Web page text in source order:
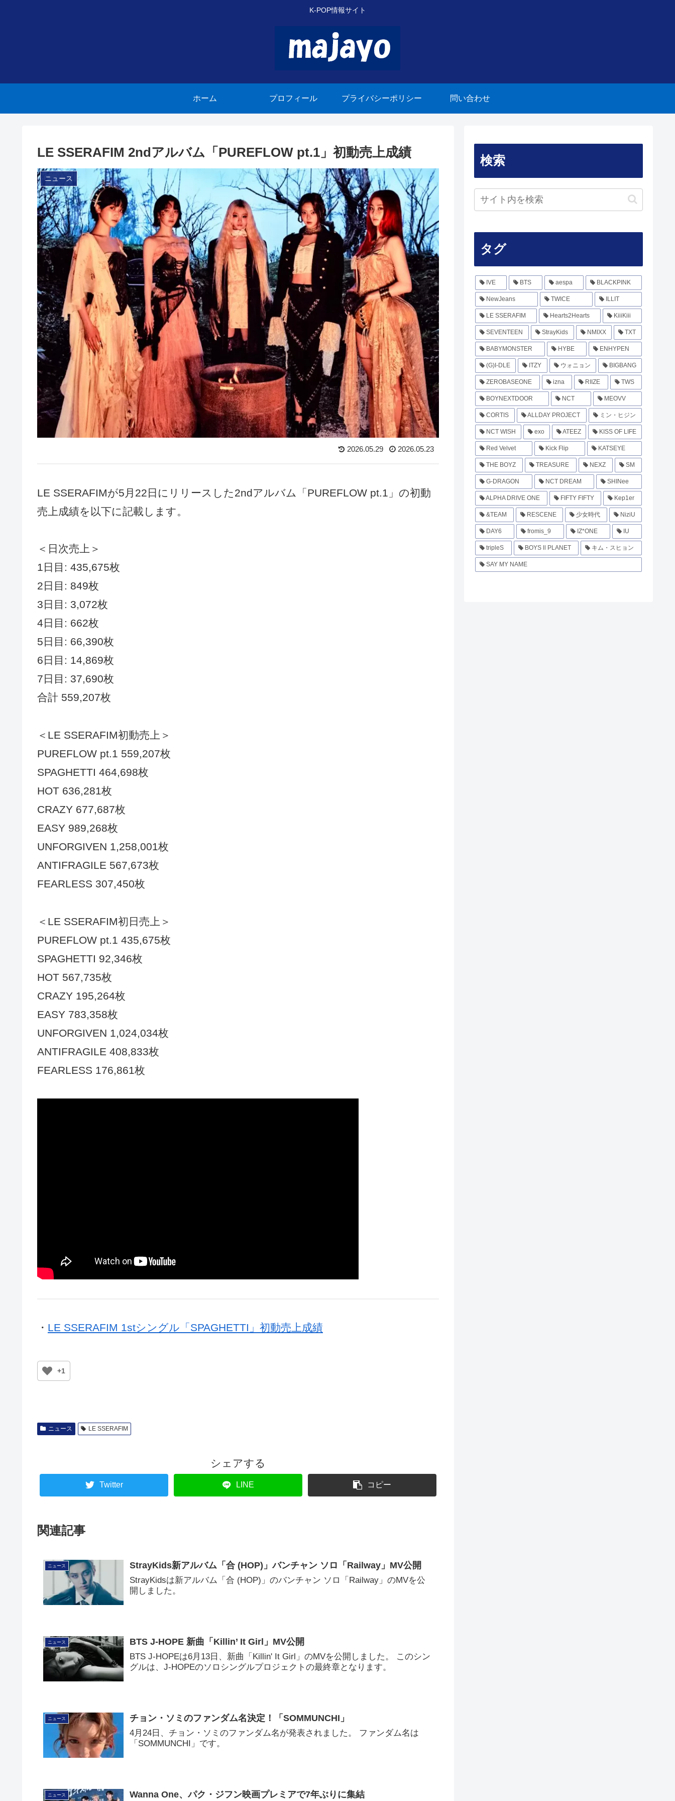
K-POP情報サイト
ホーム プロフィール プライバシーポリシー 問い合わせ
LE SSERAFIM 2ndアルバム「PUREFLOW pt.1」初動売上成績
ニュース
2026.05.29 2026.05.23
LE SSERAFIMが5月22日にリリースした2ndアルバム「PUREFLOW pt.1」の初動
売上成績を以下に記載します。
＜日次売上＞
1日目: 435,675枚
2日目: 849枚
3日目: 3,072枚
4日目: 662枚
5日目: 66,390枚
6日目: 14,869枚
7日目: 37,690枚
合計 559,207枚
＜LE SSERAFIM初動売上＞
PUREFLOW pt.1 559,207枚
SPAGHETTI 464,698枚
HOT 636,281枚
CRAZY 677,687枚
EASY 989,268枚
UNFORGIVEN 1,258,001枚
ANTIFRAGILE 567,673枚
FEARLESS 307,450枚
＜LE SSERAFIM初日売上＞
PUREFLOW pt.1 435,675枚
SPAGHETTI 92,346枚
HOT 567,735枚
CRAZY 195,264枚
EASY 783,358枚
UNFORGIVEN 1,024,034枚
ANTIFRAGILE 408,833枚
FEARLESS 176,861枚
・ LE SSERAFIM 1stシングル「SPAGHETTI」初動売上成績
+1
ニュース LE SSERAFIM
シェアする
Twitter LINE コピー
関連記事
ニュース StrayKids新アルバム「合 (HOP)」バンチャン ソロ「Railway」MV公開
StrayKidsは新アルバム「合 (HOP)」のバンチャン ソロ「Railway」のMVを公
開しました。
ニュース BTS J-HOPE 新曲「Killin’ It Girl」MV公開
BTS J-HOPEは6月13日、新曲「Killin' It Girl」のMVを公開しました。 このシン
グルは、J-HOPEのソロシングルプロジェクトの最終章となります。
ニュース チョン・ソミのファンダム名決定！「SOMMUNCHI」
4月24日、チョン・ソミのファンダム名が発表されました。 ファンダム名は
「SOMMUNCHI」です。
ニュース Wanna One、パク・ジフン映画プレミアで7年ぶりに集結
検索
タグ
IVE BTS aespa BLACKPINK
NewJeans TWICE ILLIT
LE SSERAFIM Hearts2Hearts KiiiKiii
SEVENTEEN StrayKids NMIXX TXT
BABYMONSTER HYBE ENHYPEN
(G)I-DLE ITZY ウォニョン BIGBANG
ZEROBASEONE izna RIIZE TWS
BOYNEXTDOOR NCT MEOVV
CORTIS ALLDAY PROJECT ミン・ヒジン
NCT WISH exo ATEEZ KISS OF LIFE
Red Velvet Kick Flip KATSEYE
THE BOYZ TREASURE NEXZ SM
G-DRAGON NCT DREAM SHINee
ALPHA DRIVE ONE FIFTY FIFTY Kep1er
&TEAM RESCENE 少女時代 NiziU
DAY6 fromis_9 IZ*ONE IU
tripleS BOYS ll PLANET キム・スヒョン
SAY MY NAME